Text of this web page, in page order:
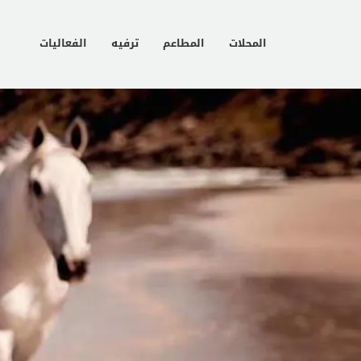
المحلات المطاعم ترفيه الفعاليات